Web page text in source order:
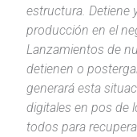
estructura. Detiene
producción en el
Lanzamientos de
detienen o
generará esta
digitales en pos de
todos para